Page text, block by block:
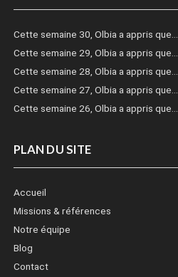
Cette semaine 30, Olbia a appris que…
Cette semaine 29, Olbia a appris que…
Cette semaine 28, Olbia a appris que…
Cette semaine 27, Olbia a appris que…
Cette semaine 26, Olbia a appris que…
PLAN DU SITE
Accueil
Missions & références
Notre équipe
Blog
Contact